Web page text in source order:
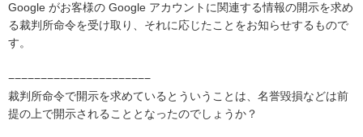
Google がお客様の Google アカウントに関連する情報の開示を求め
る裁判所命令を受け取り、それに応じたことをお知らせするもので
す。
−−−−−−−−−−−−−−−−−−−−−−
裁判所命令で開示を求めているとういうことは、名誉毀損などは前
提の上で開示されることとなったのでしょうか？